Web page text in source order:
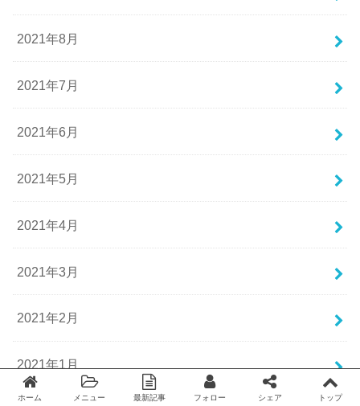
2021年8月
2021年7月
2021年6月
2021年5月
2021年4月
2021年3月
2021年2月
2021年1月
ホーム メニュー 最新記事 フォロー シェア トップ
Twitter facebook